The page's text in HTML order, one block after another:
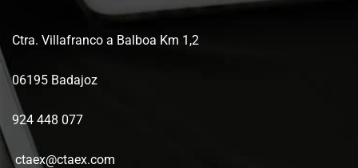
Ctra. Villafranco a Balboa Km 1,2
06195 Badajoz
924 448 077
ctaex@ctaex.com